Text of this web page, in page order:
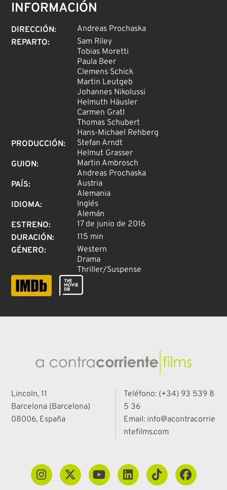
INFORMACIÓN
DIRECCIÓN:
Andreas Prochaska
REPARTO:
Sam Riley
Tobias Moretti
Paula Beer
Clemens Schick
Martin Leutgeb
Johannes Nikolussi
Helmuth Häusler
Carmen Gratl
Thomas Schubert
Hans-Michael Rehberg
PRODUCCIÓN:
Stefan Arndt
Helmut Grasser
GUION:
Martin Ambrosch
Andreas Prochaska
PAÍS:
Austria
Alemania
IDIOMA:
Inglés
Alemán
ESTRENO:
17 de junio de 2016
DURACIÓN:
115 min
GÉNERO:
Western
Drama
Thriller/Suspense
Lincoln, 11
Barcelona (Barcelona)
08006, España
Teléfono: (+34) 93 539 8
5 36
Email: info@acontracorrie
ntefilms.com